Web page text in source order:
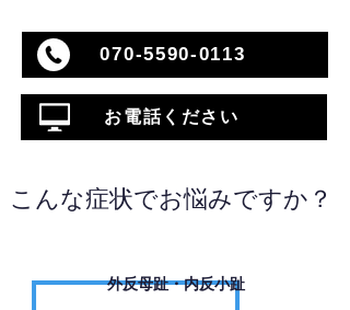
070-5590-0113
お電話ください
こんな症状でお悩みですか？
外反母趾・内反小趾